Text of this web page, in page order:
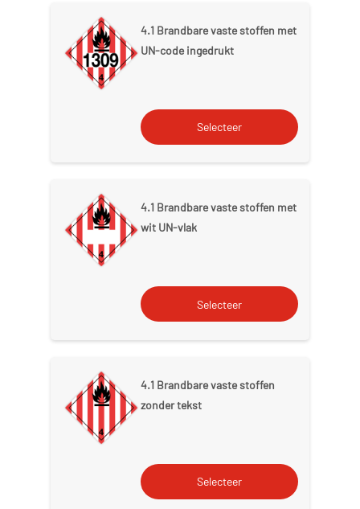
4.1 Brandbare vaste stoffen met
UN-code ingedrukt
4.1 Brandbare vaste stoffen met
wit UN-vlak
4.1 Brandbare vaste stoffen
zonder tekst